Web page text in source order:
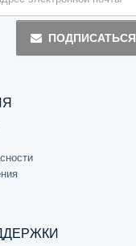
ПОДПИСАТЬСЯ